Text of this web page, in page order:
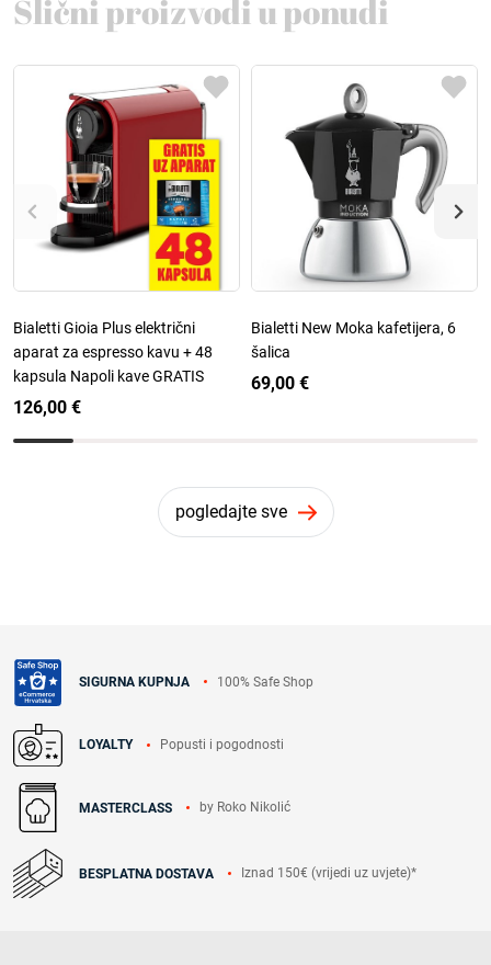
Slični proizvodi u ponudi
Bialetti Gioia Plus električni
aparat za espresso kavu + 48
kapsula Napoli kave GRATIS
126,00 €
Bialetti New Moka kafetijera, 6
šalica
69,00 €
pogledajte sve
SIGURNA KUPNJA 100% Safe Shop
LOYALTY Popusti i pogodnosti
MASTERCLASS by Roko Nikolić
BESPLATNA DOSTAVA Iznad 150€ (vrijedi uz uvjete)*